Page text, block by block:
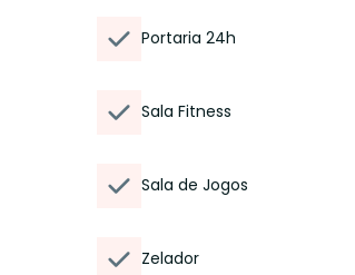
Portaria 24h
Sala Fitness
Sala de Jogos
Zelador